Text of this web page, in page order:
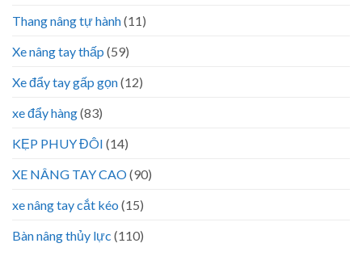
Thang nâng tự hành(11)
Xe nâng tay thấp (59)
Xe đẩy tay gấp gọn(12)
xe đẩy hàng(83)
KẸP PHUY ĐÔI (14)
XE NÂNG TAY CAO(90)
xe nâng tay cắt kéo (15)
Bàn nâng thủy lực (110)